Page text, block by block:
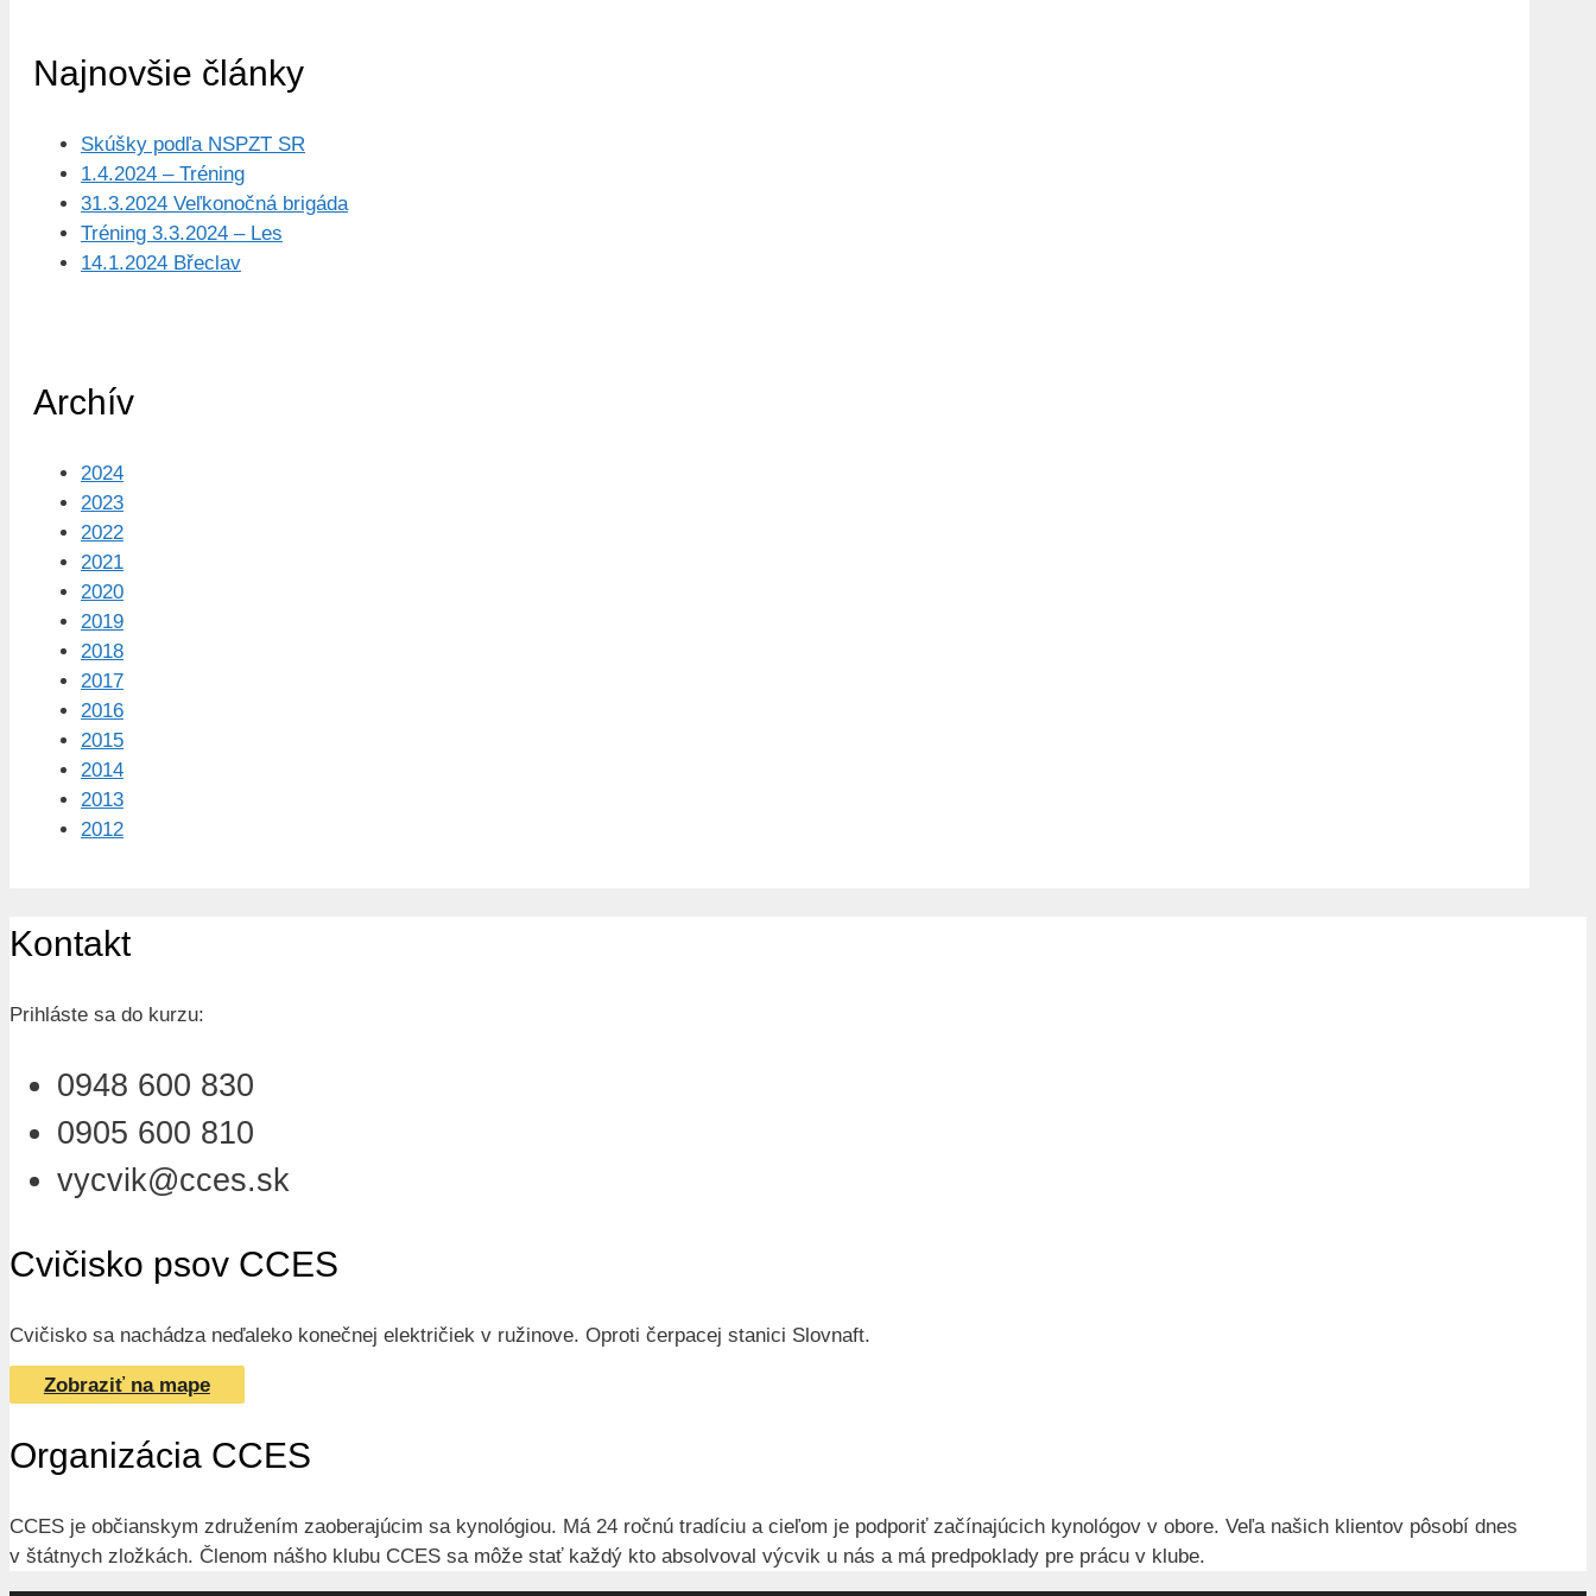
Najnovšie články
Skúšky podľa NSPZT SR
1.4.2024 – Tréning
31.3.2024 Veľkonočná brigáda
Tréning 3.3.2024 – Les
14.1.2024 Břeclav
Archív
2024
2023
2022
2021
2020
2019
2018
2017
2016
2015
2014
2013
2012
Kontakt
Prihláste sa do kurzu:
0948 600 830
0905 600 810
vycvik@cces.sk
Cvičisko psov CCES
Cvičisko sa nachádza neďaleko konečnej električiek v ružinove. Oproti čerpacej stanici Slovnaft.
Zobraziť na mape
Organizácia CCES
CCES je občianskym združením zaoberajúcim sa kynológiou. Má 24 ročnú tradíciu a cieľom je podporiť začínajúcich kynológov v obore. Veľa našich klientov pôsobí dnes
v štátnych zložkách. Členom nášho klubu CCES sa môže stať každý kto absolvoval výcvik u nás a má predpoklady pre prácu v klube.